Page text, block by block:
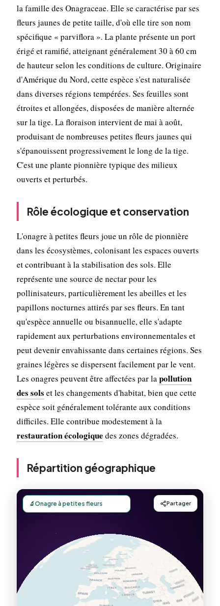
la famille des Onagraceae. Elle se caractérise par ses
fleurs jaunes de petite taille, d'où elle tire son nom
spécifique « parviflora ». La plante présente un port
érigé et ramifié, atteignant généralement 30 à 60 cm
de hauteur selon les conditions de culture. Originaire
d'Amérique du Nord, cette espèce s'est naturalisée
dans diverses régions tempérées. Ses feuilles sont
étroites et allongées, disposées de manière alternée
sur la tige. La floraison intervient de mai à août,
produisant de nombreuses petites fleurs jaunes qui
s'épanouissent progressivement le long de la tige.
C'est une plante pionnière typique des milieux
ouverts et perturbés.
Rôle écologique et conservation
L'onagre à petites fleurs joue un rôle de pionnière
dans les écosystèmes, colonisant les espaces ouverts
et contribuant à la stabilisation des sols. Elle
représente une source de nectar pour les
pollinisateurs, particulièrement les abeilles et les
papillons nocturnes attirés par ses fleurs. En tant
qu'espèce annuelle ou bisannuelle, elle s'adapte
rapidement aux perturbations environnementales et
peut devenir envahissante dans certaines régions. Ses
graines légères se dispersent facilement par le vent.
Les onagres peuvent être affectées par lapollution
des sols et les changements d'habitat, bien que cette
espèce soit généralement tolérante aux conditions
difficiles. Elle contribue modestement à la
restauration écologique des zones dégradées.
Répartition géographique